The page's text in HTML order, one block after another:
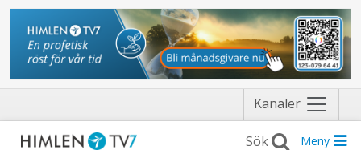
Kanaler Näytä
valikko
Meny